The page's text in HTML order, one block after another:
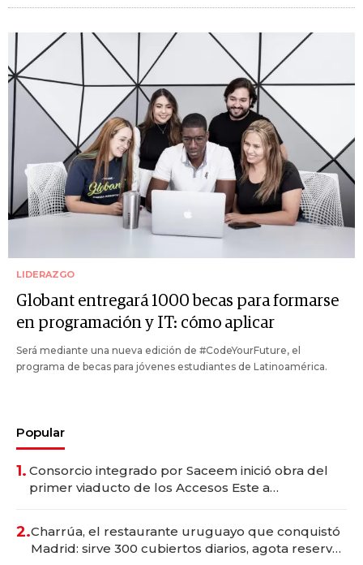
LIDERAZGO
Globant entregará 1000 becas para formarse
en programación y IT: cómo aplicar
Será mediante una nueva edición de #CodeYourFuture, el
programa de becas para jóvenes estudiantes de Latinoamérica.
Popular
1. Consorcio integrado por Saceem inició obra del
primer viaducto de los Accesos Este a
2.Charrúa, el restaurante uruguayo que conquistó
Madrid: sirve 300 cubiertos diarios, agota reservas